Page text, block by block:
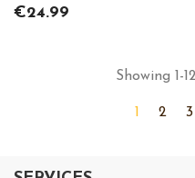
Price
€24.99
Showing 1-
1 2 3